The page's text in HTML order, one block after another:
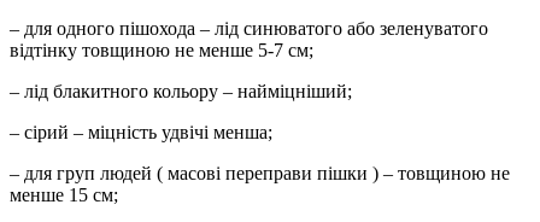
– для одного пішохода – лід синюватого або зеленуватого
відтінку товщиною не менше 5-7 см;
– лід блакитного кольору – найміцніший;
– сірий – міцність удвічі менша;
– для груп людей ( масові переправи пішки ) – товщиною не
менше 15 см;